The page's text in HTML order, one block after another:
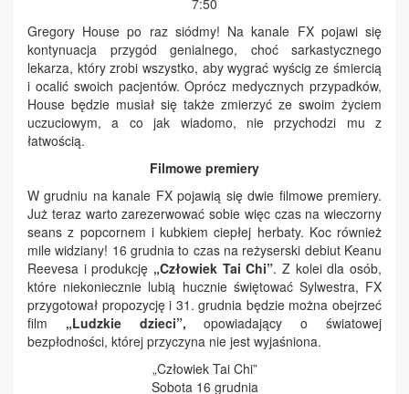
7:50
Gregory House po raz siódmy! Na kanale FX pojawi się
kontynuacja przygód genialnego, choć sarkastycznego
lekarza, który zrobi wszystko, aby wygrać wyścig ze śmiercią
i ocalić swoich pacjentów. Oprócz medycznych przypadków,
House będzie musiał się także zmierzyć ze swoim życiem
uczuciowym, a co jak wiadomo, nie przychodzi mu z
łatwością.
Filmowe premiery
W grudniu na kanale FX pojawią się dwie filmowe premiery.
Już teraz warto zarezerwować sobie więc czas na wieczorny
seans z popcornem i kubkiem ciepłej herbaty. Koc również
mile widziany! 16 grudnia to czas na reżyserski debiut Keanu
Reevesa i produkcję „Człowiek Tai Chi”. Z kolei dla osób,
które niekoniecznie lubią hucznie świętować Sylwestra, FX
przygotował propozycję i 31. grudnia będzie można obejrzeć
film „Ludzkie dzieci”, opowiadający o światowej
bezpłodności, której przyczyna nie jest wyjaśniona.
„Człowiek Tai Chi”
Sobota 16 grudnia